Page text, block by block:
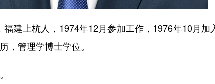
上杭人，1974年12月参加工作，1976年10月加
，管理学博士学位。